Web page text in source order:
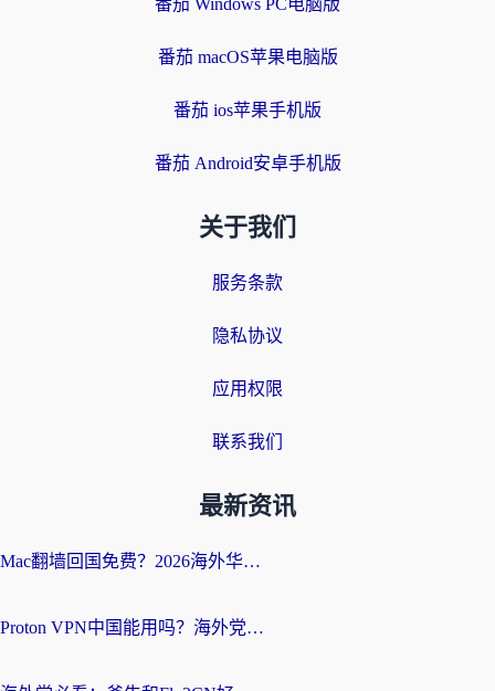
番茄 Windows PC电脑版
番茄 macOS苹果电脑版
番茄 ios苹果手机版
番茄 Android安卓手机版
关于我们
服务条款
隐私协议
应用权限
联系我们
最新资讯
Mac翻墙回国免费？2026海外华人亲测：从CCTV5直播到国内APP，这样选加速器才靠谱
Proton VPN中国能用吗？海外党选回国加速器的避坑指南（附番茄加速器实测）